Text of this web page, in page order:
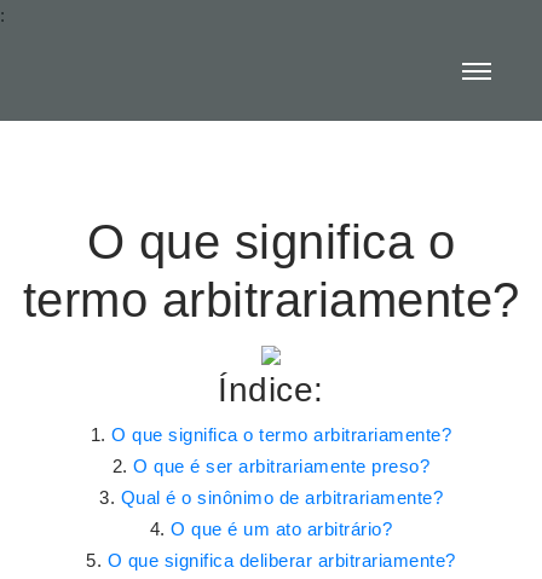
:
O que significa o
termo arbitrariamente?
Índice:
O que significa o termo arbitrariamente?
O que é ser arbitrariamente preso?
Qual é o sinônimo de arbitrariamente?
O que é um ato arbitrário?
O que significa deliberar arbitrariamente?